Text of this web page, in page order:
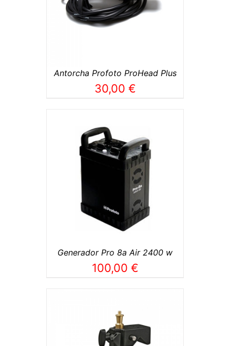
Antorcha Profoto ProHead Plus
30,00 €
Generador Pro 8a Air 2400 w
100,00 €